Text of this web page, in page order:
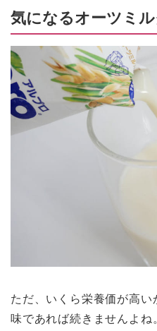
気になるオーツミ
ただ、いくら栄養価が高
味であれば続きませんよね。